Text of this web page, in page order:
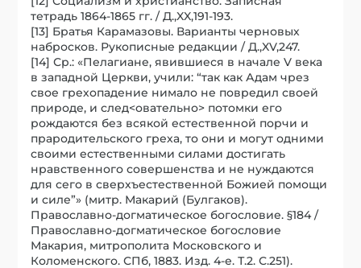
тетрадь 1864-1865 гг. / Д.,XX,191-193.
[13] Братья Карамазовы. Варианты черновых
набросков. Рукописные редакции / Д.,XV,247.
[14] Ср.: «Пелагиане, явившиеся в начале V века
в западной Церкви, учили: “так как Адам чрез
свое грехопадение нимало не повредил своей
природе, и след<овательно> потомки его
рождаются без всякой естественной порчи и
прародительского греха, то они и могут одними
своими естественными силами достигать
нравственного совершенства и не нуждаются
для сего в сверхъестественной Божией помощи
и силе”» (митр. Макарий (Булгаков).
Православно-догматическое богословие. §184 /
Православно-догматическое богословие
Макария, митрополита Московского и
Коломенского. СПб, 1883. Изд. 4-е. Т.2. С.251).